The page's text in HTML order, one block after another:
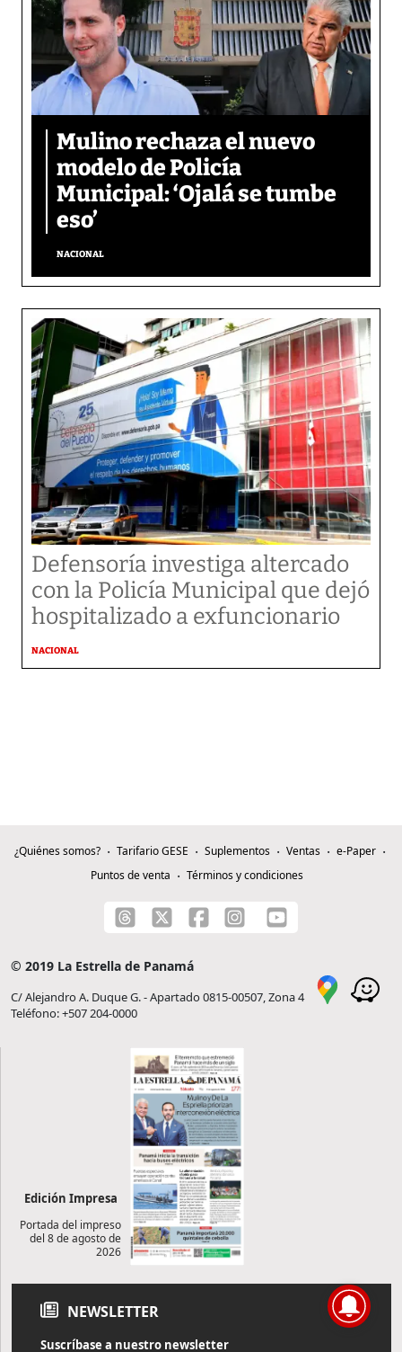
Mulino rechaza el nuevo
modelo de Policía
Municipal: ‘Ojalá se tumbe
eso’
NACIONAL
Defensoría investiga altercado
con la Policía Municipal que dejó
hospitalizado a exfuncionario
NACIONAL
¿Quiénes somos? Tarifario GESE Suplementos Ventas
e-Paper
Puntos de venta
Términos y condiciones
© 2019 La Estrella de Panamá
C/ Alejandro A. Duque G. - Apartado 0815-00507, Zona 4
Teléfono: +507 204-0000
Edición Impresa
Portada del impreso
del 8 de agosto de
2026
NEWSLETTER
Suscríbase a nuestro newsletter